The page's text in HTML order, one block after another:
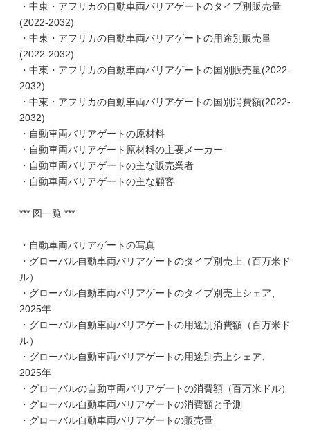
・中東・アフリカの自動車両バリアゲートのタイプ別販売量
(2022-2032)
・中東・アフリカの自動車両バリアゲートの用途別販売量
(2022-2032)
・中東・アフリカの自動車両バリアゲートの国別販売量(2022-
2032)
・中東・アフリカの自動車両バリアゲートの国別消費額(2022-
2032)
・自動車両バリアゲートの原材料
・自動車両バリアゲート原材料の主要メーカー
・自動車両バリアゲートの主な販売業者
・自動車両バリアゲートの主な顧客
*** 図一覧 ***
・自動車両バリアゲートの写真
・グローバル自動車両バリアゲートのタイプ別売上（百万米ド
ル）
・グローバル自動車両バリアゲートのタイプ別売上シェア、
2025年
・グローバル自動車両バリアゲートの用途別消費額（百万米ド
ル）
・グローバル自動車両バリアゲートの用途別売上シェア、
2025年
・グローバルの自動車両バリアゲートの消費額（百万米ドル）
・グローバル自動車両バリアゲートの消費額と予測
・グローバル自動車両バリアゲートの販売量